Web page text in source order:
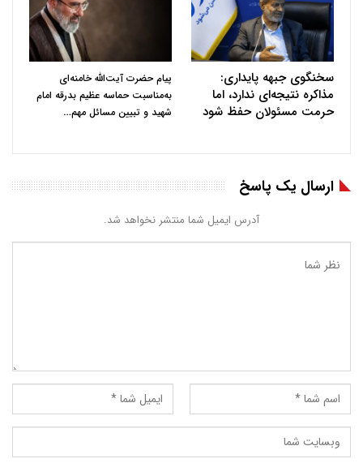
سخنگوی جبهه پایداری:
مذاکره نتیجه‌ای ندارد، اما
حرمت مسئولان حفظ شود
پیام حضرت آیت‌الله خامنه‌ای
به‌مناسبت حماسه عظیم بدرقه امام
شهید و تبیین مسائل مهم…
ارسال یک پاسخ
آدرس ایمیل شما منتشر نخواهد شد.